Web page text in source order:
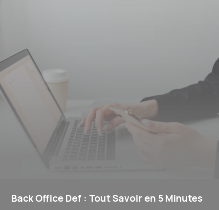
Back Office Def : Tout Savoir en 5 Minutes